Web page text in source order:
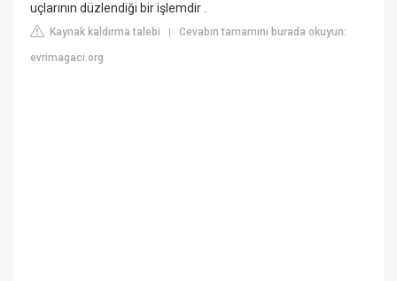
uçlarının düzlendiği bir işlemdir .
Kaynak kaldırma talebi |Cevabın tamamını burada okuyun:
evrimagaci.org